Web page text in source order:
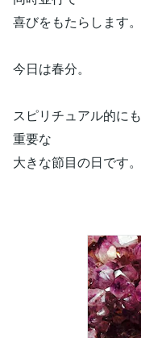
喜びをもたらします。
今日は春分。
スピリチュアル的にも
重要な
大きな節目の日です。